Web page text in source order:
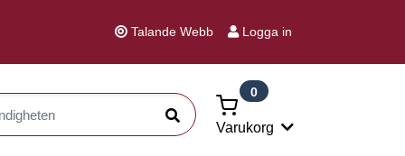
Talande Webb Logga in
Sök
Varukorg
0